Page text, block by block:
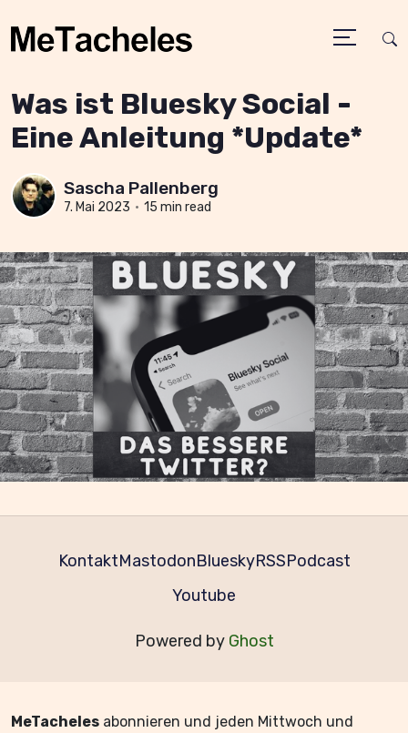
Was ist Bluesky Social -
Eine Anleitung *Update*
Sascha Pallenberg
7. Mai 2023 • 15 min read
KontaktMastodonBlueskyRSSPodcast
Youtube
Powered by Ghost
MeTacheles abonnieren und jeden Mittwoch und